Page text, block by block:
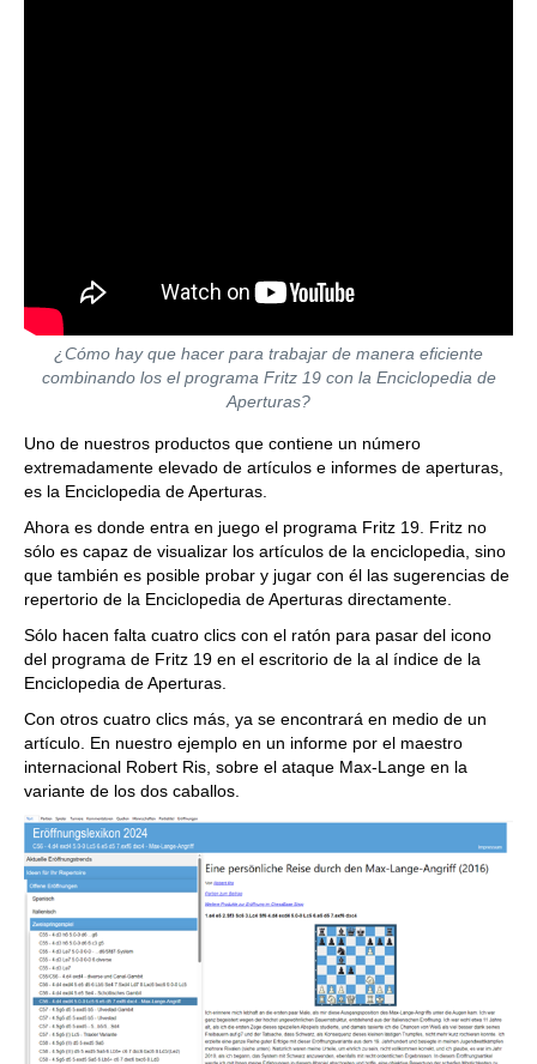
¿Cómo hay que hacer para trabajar de manera eficiente
combinando los el programa Fritz 19 con la Enciclopedia de
Aperturas?
Uno de nuestros productos que contiene un número
extremadamente elevado de artículos e informes de aperturas,
es la Enciclopedia de Aperturas.
Ahora es donde entra en juego el programa Fritz 19. Fritz no
sólo es capaz de visualizar los artículos de la enciclopedia, sino
que también es posible probar y jugar con él las sugerencias de
repertorio de la Enciclopedia de Aperturas directamente.
Sólo hacen falta cuatro clics con el ratón para pasar del icono
del programa de Fritz 19 en el escritorio de la al índice de la
Enciclopedia de Aperturas.
Con otros cuatro clics más, ya se encontrará en medio de un
artículo. En nuestro ejemplo en un informe por el maestro
internacional Robert Ris, sobre el ataque Max-Lange en la
variante de los dos caballos.